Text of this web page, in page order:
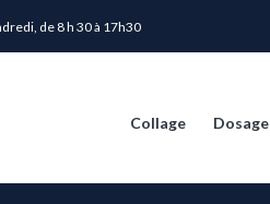
de 8 h 30 à 17h30
Collage Dosage